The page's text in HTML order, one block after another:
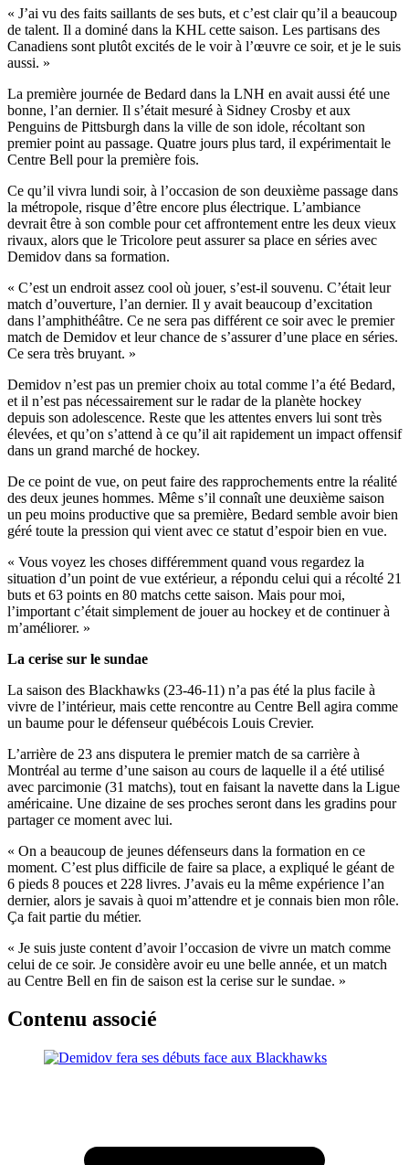
« J’ai vu des faits saillants de ses buts, et c’est clair qu’il a beaucoup
de talent. Il a dominé dans la KHL cette saison. Les partisans des
Canadiens sont plutôt excités de le voir à l’œuvre ce soir, et je le suis
aussi. »
La première journée de Bedard dans la LNH en avait aussi été une
bonne, l’an dernier. Il s’était mesuré à Sidney Crosby et aux
Penguins de Pittsburgh dans la ville de son idole, récoltant son
premier point au passage. Quatre jours plus tard, il expérimentait le
Centre Bell pour la première fois.
Ce qu’il vivra lundi soir, à l’occasion de son deuxième passage dans
la métropole, risque d’être encore plus électrique. L’ambiance
devrait être à son comble pour cet affrontement entre les deux vieux
rivaux, alors que le Tricolore peut assurer sa place en séries avec
Demidov dans sa formation.
« C’est un endroit assez cool où jouer, s’est-il souvenu. C’était leur
match d’ouverture, l’an dernier. Il y avait beaucoup d’excitation
dans l’amphithéâtre. Ce ne sera pas différent ce soir avec le premier
match de Demidov et leur chance de s’assurer d’une place en séries.
Ce sera très bruyant. »
Demidov n’est pas un premier choix au total comme l’a été Bedard,
et il n’est pas nécessairement sur le radar de la planète hockey
depuis son adolescence. Reste que les attentes envers lui sont très
élevées, et qu’on s’attend à ce qu’il ait rapidement un impact offensif
dans un grand marché de hockey.
De ce point de vue, on peut faire des rapprochements entre la réalité
des deux jeunes hommes. Même s’il connaît une deuxième saison
un peu moins productive que sa première, Bedard semble avoir bien
géré toute la pression qui vient avec ce statut d’espoir bien en vue.
« Vous voyez les choses différemment quand vous regardez la
situation d’un point de vue extérieur, a répondu celui qui a récolté 21
buts et 63 points en 80 matchs cette saison. Mais pour moi,
l’important c’était simplement de jouer au hockey et de continuer à
m’améliorer. »
La cerise sur le sundae
La saison des Blackhawks (23-46-11) n’a pas été la plus facile à
vivre de l’intérieur, mais cette rencontre au Centre Bell agira comme
un baume pour le défenseur québécois Louis Crevier.
L’arrière de 23 ans disputera le premier match de sa carrière à
Montréal au terme d’une saison au cours de laquelle il a été utilisé
avec parcimonie (31 matchs), tout en faisant la navette dans la Ligue
américaine. Une dizaine de ses proches seront dans les gradins pour
partager ce moment avec lui.
« On a beaucoup de jeunes défenseurs dans la formation en ce
moment. C’est plus difficile de faire sa place, a expliqué le géant de
6 pieds 8 pouces et 228 livres. J’avais eu la même expérience l’an
dernier, alors je savais à quoi m’attendre et je connais bien mon rôle.
Ça fait partie du métier.
« Je suis juste content d’avoir l’occasion de vivre un match comme
celui de ce soir. Je considère avoir eu une belle année, et un match
au Centre Bell en fin de saison est la cerise sur le sundae. »
Contenu associé